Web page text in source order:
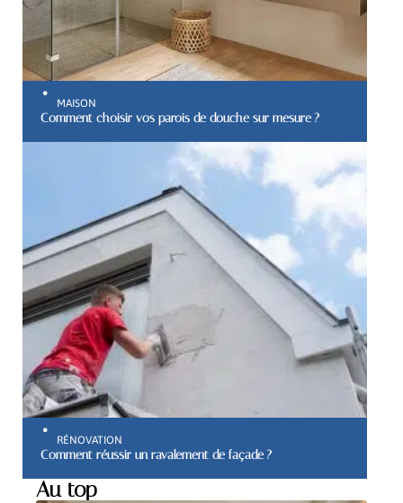
MAISON
Comment choisir vos parois de douche sur mesure ?
RÉNOVATION
Comment réussir un ravalement de façade ?
Au top